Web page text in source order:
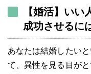
【婚活】い
成功させるに
あなたは結婚したい
て、異性を見る目が